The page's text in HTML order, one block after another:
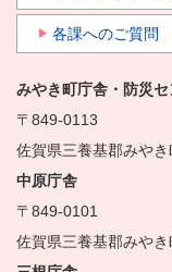
各課へのご質問
みやき町庁舎・防災
〒849-0113
佐賀県三養基郡みや
中原庁舎
〒849-0101
佐賀県三養基郡みや